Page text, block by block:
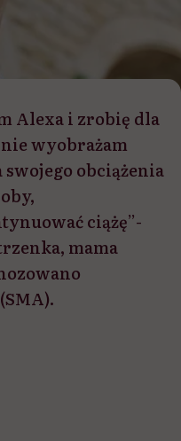
Alexa i zrobię dla
wyobrażam
swojego obciążenia
ciążę”-
mama